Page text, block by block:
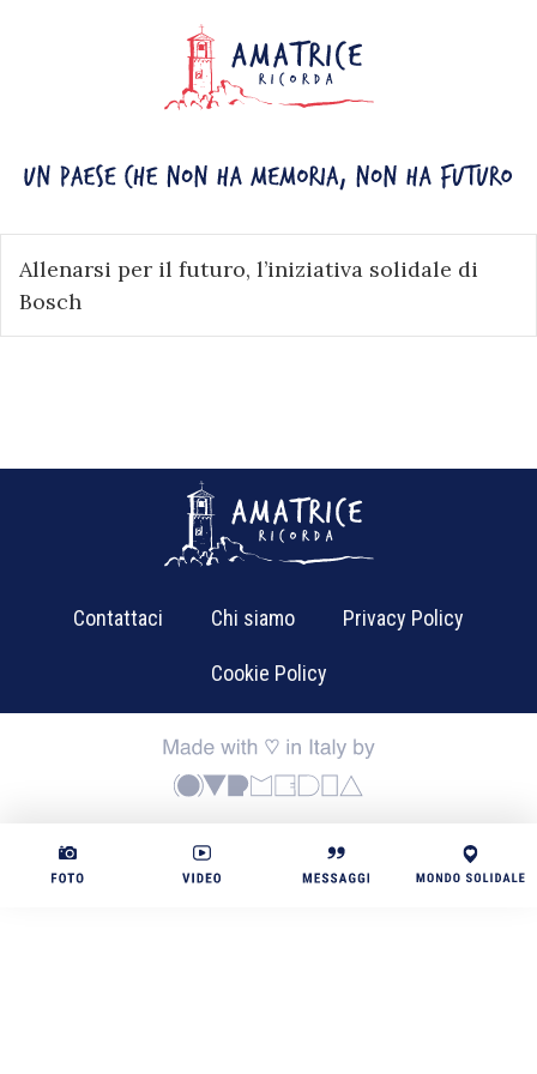
Allenarsi per il futuro, l’iniziativa solidale di
Bosch
Contattaci Chi siamo Privacy Policy
Cookie Policy